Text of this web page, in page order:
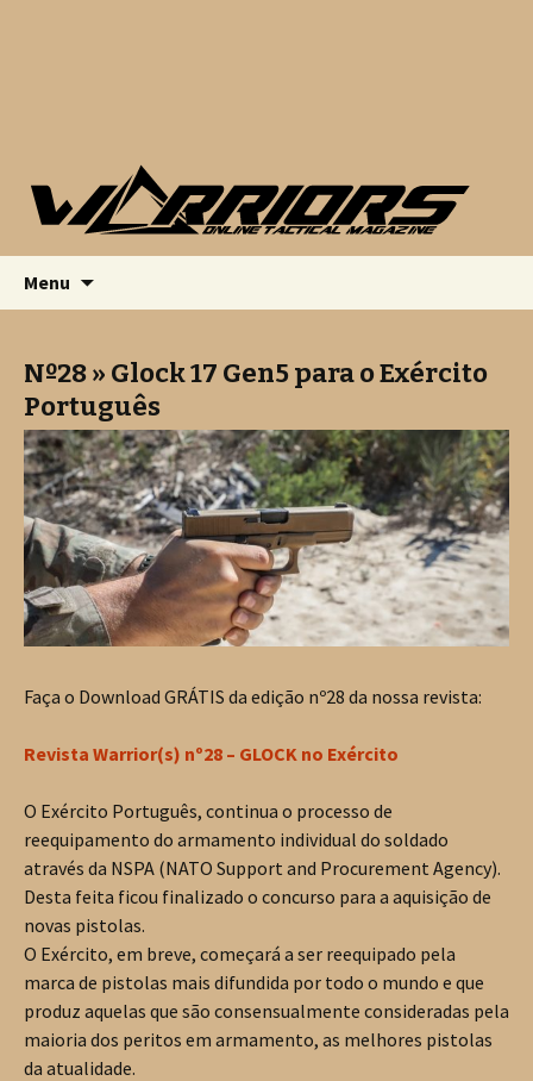
Menu
Nº28 » Glock 17 Gen5 para o Exército
Português
Faça o Download GRÁTIS da edição nº28 da nossa revista:
Revista Warrior(s) nº28 – GLOCK no Exército
O Exército Português, continua o processo de
reequipamento do armamento individual do soldado
através da NSPA (NATO Support and Procurement Agency).
Desta feita ficou finalizado o concurso para a aquisição de
novas pistolas.
O Exército, em breve, começará a ser reequipado pela
marca de pistolas mais difundida por todo o mundo e que
produz aquelas que são consensualmente consideradas pela
maioria dos peritos em armamento, as melhores pistolas
da atualidade.